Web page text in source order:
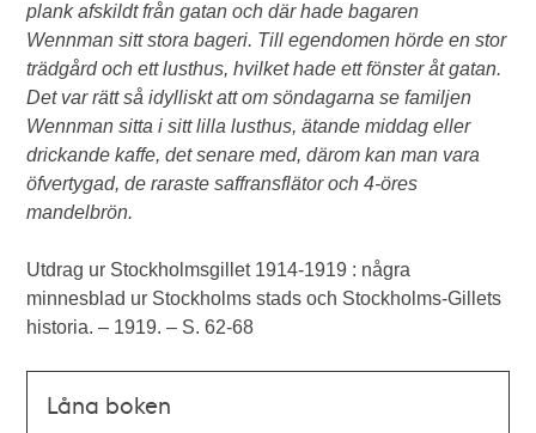
plank afskildt från gatan och där hade bagaren
Wennman sitt stora bageri. Till egendomen hörde en stor
trädgård och ett lusthus, hvilket hade ett fönster åt gatan.
Det var rätt så idylliskt att om söndagarna se familjen
Wennman sitta i sitt lilla lusthus, ätande middag eller
drickande kaffe, det senare med, därom kan man vara
öfvertygad, de raraste saffransflätor och 4-öres
mandelbrön.
Utdrag ur Stockholmsgillet 1914-1919 : några
minnesblad ur Stockholms stads och Stockholms-Gillets
historia. – 1919. – S. 62-68
Låna boken